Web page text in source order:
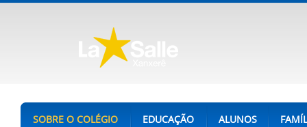
SOBRE O COLÉGIO EDUCAÇÃO ALUNOS